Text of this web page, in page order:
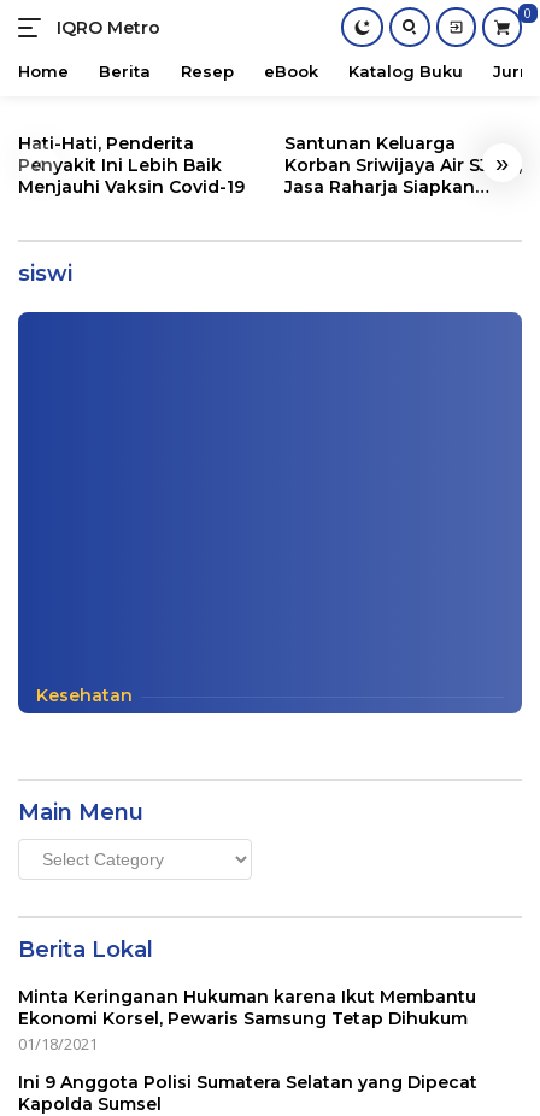
content
IQRO Metro
Lets
Bright
0
Home Berita Resep eBook Katalog Buku
« »
Hati-Hati, Penderita
Penyakit Ini Lebih Baik
Menjauhi Vaksin Covid-19
Santunan Keluarga
Korban Sriwijaya Air SJ182,
Jasa Raharja Siapkan
siswi
karena Injak Rapor dan Tak Hargai Guru
Nasional
Kesehatan
Main Menu
Main
Menu
Berita Lokal
Minta Keringanan Hukuman karena Ikut Membantu
Ekonomi Korsel, Pewaris Samsung Tetap Dihukum
01/18/2021
Ini 9 Anggota Polisi Sumatera Selatan yang Dipecat
Kapolda Sumsel